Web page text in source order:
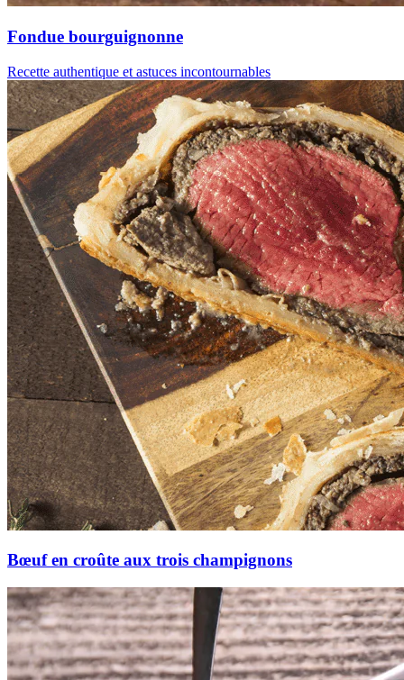
Fondue bourguignonne
Recette authentique et astuces incontournables
Bœuf en croûte aux trois champignons